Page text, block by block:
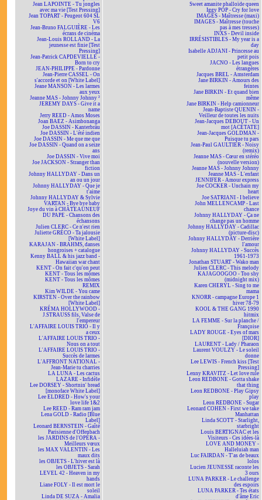
Jean LAPOINTE - Tu jongles
avec ma vie [Test Pressing]
Jean TOPART - Peugeot 604 SL
V6
Jean-Bruno FALGUIÈRE - Les
écrans de cinéma
Jean-Louis ROLLAND - La
jeunesse est finie [Test
Pressing]
Jean-Patrick CAPDEVIELLE -
Born to cry
JEAN-PHILIPPE - Pardonne
Jean-Pierre CASSEL - On
s'accorde et on [White Label]
Jeane MANSON - Les larmes
aux yeux
Jeanne MAS - Johnny Johnny ²
JEREMY DAYS - Give it a
name
Jerry REED - Amos Moses
Joan BAEZ - Asimbonanga
Joe DASSIN - Kanterbräu
Joe DASSIN - L'été indien
Joe DASSIN - Me que me que
Joe DASSIN - Quand on a seize
ans
Joe DASSIN - Vive moi
Joe JACKSON - Stranger than
fiction
Johnny HALLYDAY - Dans un
an ou un jour
Johnny HALLYDAY - Que je
t'aime
Johnny HALLYDAY & Sylvie
VARTAN - Bye bye baby
Joye du vin à CHÂTEAUNEUF
DU PAPE - Chansons des
échansons
Julien CLERC - Ce n'est rien
Juliette GRÉCO - Ta jalousie
[White Label]
KARAJAN - BRAHMS, danses
hongroises + catalogue
Kenny BALL & his jazz band -
Hawaiian war chant
KENT - On fait c'qu'on peut
KENT - Tous les mômes
KENT - Tous les mômes
REMIX
Kim WILDE - You came
KIRSTEN - Over the rainbow
[White Label]
KRÉMA HOLLYWOOD -
J.STRAUSS fils, Valse de
l'empereur
L'AFFAIRE LOUIS TRIO - Il y
a ceux
L'AFFAIRE LOUIS TRIO -
Nous on a tout
L'AFFAIRE LOUIS TRIO -
Succès de larmes
L'AFFRONT NATIONAL -
Jean-Marie tu charries
LA LUNA - Les cactus
LAZARE - Infidèle
Lee DORSEY - Shortnin' bread
[monoface White Label]
Lee ELDRED - How's your
love life 1&2
Lee REED - Ram ram jam
Lena GOLD - Radio [Blue
Label]
Leonard BERNSTEIN - Gaîté
Parisienne d'Offenbach
les JARDINS de l'OPÉRA -
Meilleurs vœux
les MAX VALENTIN - Les
maux dits
les OBJETS - L'hiver est là
les OBJETS - Sarah
LEVEL 42 - Heaven in my
hands
Liane FOLY - Il est mort le
soleil
Linda DE SUZA - Amalia
Sweet amanite phalloïde queen
Iggy POP - Cry for love
IMAGES - Maîtresse (maxi)
IMAGES - Maîtresse (touche
pas à mes tresses)
INXS - Devil inside
IRRÉSISTIBLES - My year is a
day
Isabelle ADJANI - Princesse au
petit pois
JACNO - Les langues
étrangères
Jacques BREL - Amsterdam
Jane BIRKIN - Amours des
feintes
Jane BIRKIN - Et quand bien
même
Jane BIRKIN - Help camionneur
Jean-Baptiste QUENIN -
Veilleur de toutes les nuits
Jean-Jacques DEBOUT - Un
mot [ACÉTATE]
Jean-Jacques GOLDMAN -
Puisque tu pars
Jean-Paul GAULTIER - Noisy
(remix)
Jeanne MAS - Cœur en stéréo
(nouvelle version)
Jeanne MAS - Johnny Johnny
Jeanne MAS - L'enfant
JENNIFER - Amour express
Joe COCKER - Unchain my
heart
Joe SATRIANI - I believe
John MELLENCAMP - Last
chance
Johnny HALLYDAY - Ça ne
change pas un homme
Johnny HALLYDAY - Cadillac
(picture-disc)
Johnny HALLYDAY - Derrière
l'amour
Johnny HALLYDAY - Succès
1961-1973
Jonathan STUART - Wako man
Julien CLERC - This melody
KAJAGOOGOO - Too shy
(midnight mix)
Karen CHERYL - Sing to me
mama
KNORR - campagne Europe 1
hiver 78-79
KOOL & THE GANG 1990
hitmix
LA FEMME - Sur la planche /
Françoise
LADY ROUGE - Eyes of mars
[DIOR]
LAURENT - Lady / Pharaon
Laurent VOULZY - Le soleil
donne
Lee LEWIS - French kiss [Test
Pressing]
Lenny KRAVITZ - Let love rule
Leon REDBONE - Gotta shake
that thing
Leon REDBONE - Play Gipsy
play
Leon REDBONE - Sugar
Leonard COHEN - First we take
Manhattan
Linda SCOTT - Starlight,
starbright
Louis BERTIGNAC et les
Visiteurs - Ces idées-là
LOVE AND MONEY -
Halleluiah man
Luc FAIRDAN - T'as de beaux
lolos
Lucien JEUNESSE raconte les
3 ours
LUNA PARKER - Le challenge
des espoirs
LUNA PARKER - Tes états
d'âme Eric